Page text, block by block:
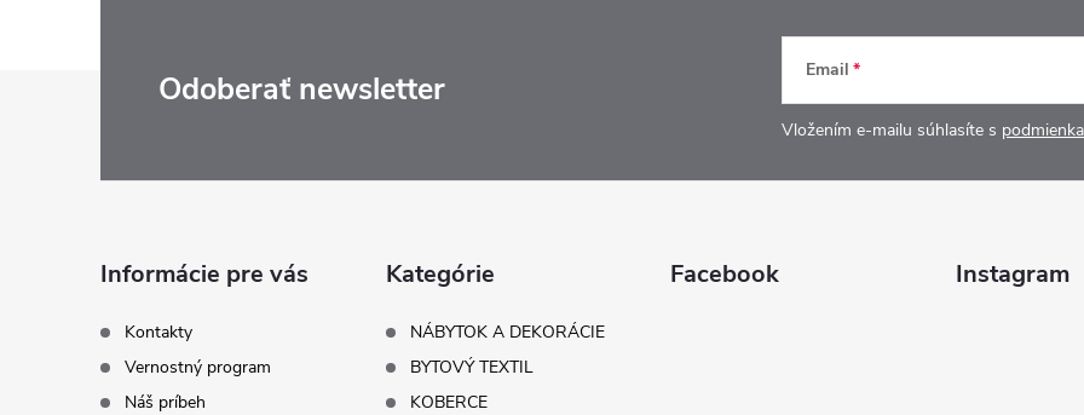
Odoberať newsletter Email
Vložením e-mailu súhlasíte s
Informácie pre vás
Kontakty
Vernostný program
Náš príbeh
Kategórie
NÁBYTOK A DEKORÁCIE
BYTOVÝ TEXTIL
KOBERCE
Facebook Instagram